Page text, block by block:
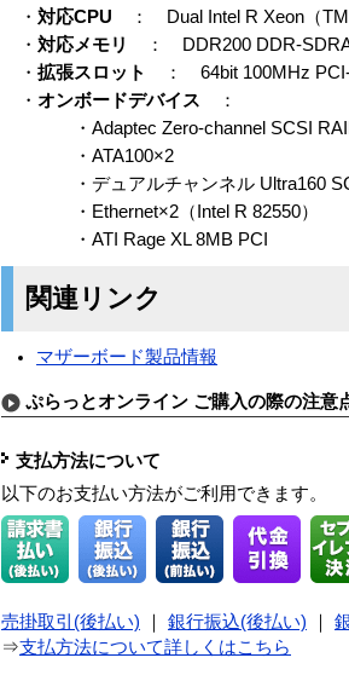
・ 対応CPU ： Dual Intel R Xeon（TM
・ 対応メモリ ： DDR200 DDR-
・ 拡張スロット
： 64bit 100MHz PCI-
・ オンボードデバイス ：
・Adaptec Zero-channel SCSI RAID
・ATA100×2
・デュアルチャンネル Ultra160 SCSI
・Ethernet×2（Intel R 82550）
・ATI Rage XL 8MB PCI
関連リンク
マザーボード製品情報
ぷらっとオンライン ご購入の際の注意
支払方法について
以下のお支払い方法がご利用できます。
売掛取引(後払い) 銀行振込(後払い)
⇒支払方法について詳しくはこちら